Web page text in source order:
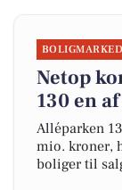
BOLIGMARKED
Netop
130 en
Alléparken
mio. kroner,
boliger til